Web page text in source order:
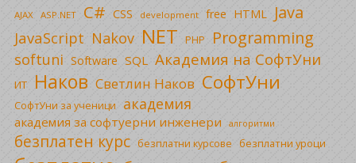
AJAX ASP.NET C# CSS development free HTML Java
JavaScript Nakov NET PHP Programming
softuni Software SQL Академия на СофтУни
ИТ Наков Светлин Наков СофтУни
СофтУни за ученици академия
академия за софтуерни инженери алгоритми
безплатен курс безплатни курсове безплатни уроци